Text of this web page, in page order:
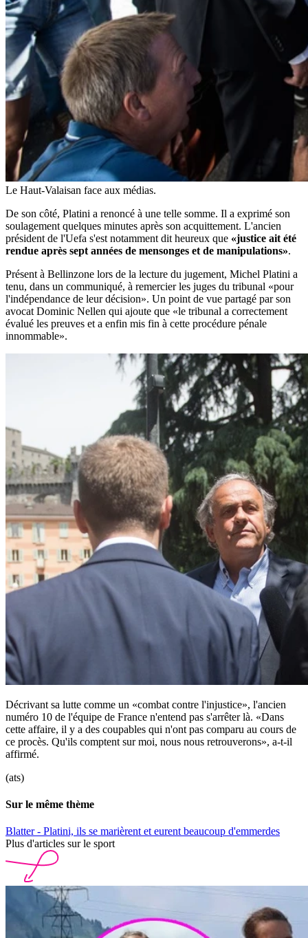
Le Haut-Valaisan face aux médias.
De son côté, Platini a renoncé à une telle somme. Il a exprimé son
soulagement quelques minutes après son acquittement. L'ancien
président de l'Uefa s'est notamment dit heureux que «justice ait été
rendue après sept années de mensonges et de manipulations».
Présent à Bellinzone lors de la lecture du jugement, Michel Platini a
tenu, dans un communiqué, à remercier les juges du tribunal «pour
l'indépendance de leur décision». Un point de vue partagé par son
avocat Dominic Nellen qui ajoute que «le tribunal a correctement
évalué les preuves et a enfin mis fin à cette procédure pénale
innommable».
Décrivant sa lutte comme un «combat contre l'injustice», l'ancien
numéro 10 de l'équipe de France n'entend pas s'arrêter là. «Dans
cette affaire, il y a des coupables qui n'ont pas comparu au cours de
ce procès. Qu'ils comptent sur moi, nous nous retrouverons», a-t-il
affirmé.
(ats)
Sur le même thème
Blatter - Platini, ils se marièrent et eurent beaucoup d'emmerdes
Plus d'articles sur le sport